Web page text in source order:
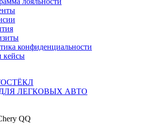
конфиденциальности
кейсы
ЛЕГКОВЫХ АВТО
QQ